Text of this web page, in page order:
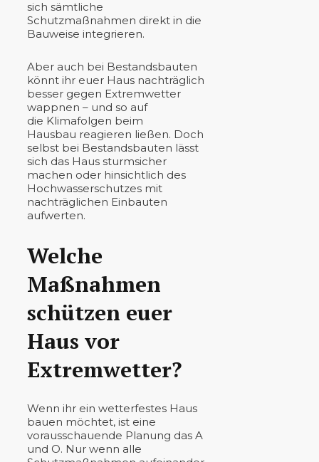
sich sämtliche
Schutzmaßnahmen direkt in die
Bauweise integrieren.
Aber auch bei Bestandsbauten
könnt ihr euer Haus nachträglich
besser gegen Extremwetter
wappnen – und so auf
die Klimafolgen beim
Hausbau reagieren ließen. Doch
selbst bei Bestandsbauten lässt
sich das Haus sturmsicher
machen oder hinsichtlich des
Hochwasserschutzes mit
nachträglichen Einbauten
aufwerten.
Welche
Maßnahmen
schützen euer
Haus vor
Extremwetter?
Wenn ihr ein wetterfestes Haus
bauen möchtet, ist eine
vorausschauende Planung das A
und O. Nur wenn alle